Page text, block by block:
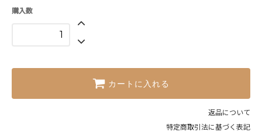
購入数
カートに入れる
返品について
特定商取引法に基づく表記